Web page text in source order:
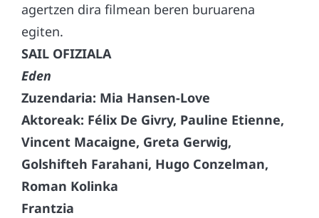
agertzen dira filmean beren buruarena
egiten.
SAIL OFIZIALA
Eden
Zuzendaria: Mia Hansen-Love
Aktoreak: Félix De Givry, Pauline Etienne,
Vincent Macaigne, Greta Gerwig,
Golshifteh Farahani, Hugo Conzelman,
Roman Kolinka
Frantzia